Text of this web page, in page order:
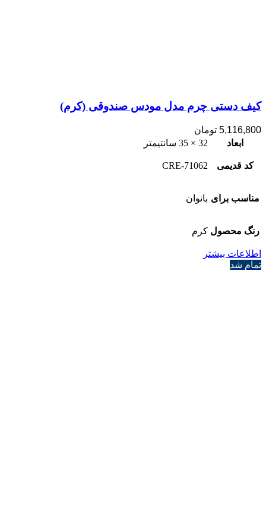
کیف دستی چرم مدل مودس صندوقی (کرم)
5,116,800 تومان
ابعاد
32 × 35 سانتیمتر
کد قدیمی 71062-CRE
مناسب برای بانوان
رنگ محصول کرم
اطلاعات بیشتر
تمام شد